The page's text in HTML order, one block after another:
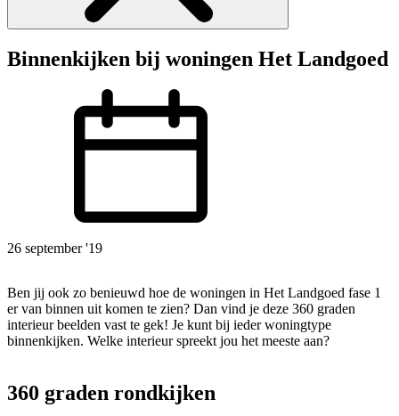
Binnenkijken bij woningen Het Landgoed
26 september '19
Ben jij ook zo benieuwd hoe de woningen in Het Landgoed fase 1
er van binnen uit komen te zien? Dan vind je deze 360 graden
interieur beelden vast te gek! Je kunt bij ieder woningtype
binnenkijken. Welke interieur spreekt jou het meeste aan?
360 graden rondkijken